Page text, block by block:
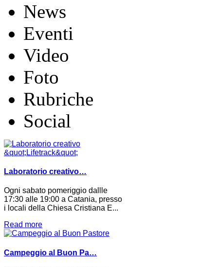
News
Eventi
Video
Foto
Rubriche
Social
Laboratorio creativo…
Ogni sabato pomeriggio dallle
17:30 alle 19:00 a Catania, presso
i locali della Chiesa Cristiana E...
Read more
Campeggio al Buon Pa…